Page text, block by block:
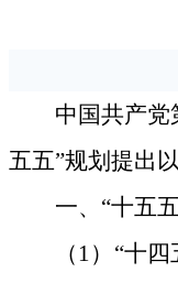
中国共产
五五”规划提出
一、“十五
（1）“十